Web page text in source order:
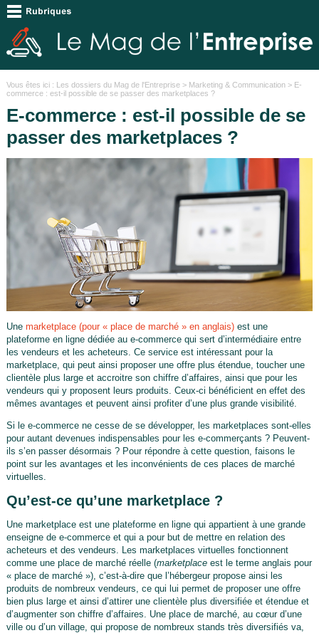
Vous êtes ici : Les dossiers du Mag de l'Entreprise> Marketing & Communication> E-
commerce : est-il possible de se passer des marketplaces ?
E-commerce : est-il possible de se
passer des marketplaces ?
Une marketplace (pour « place de marché » en anglais)est une
plateforme en ligne dédiée au e-commerce qui sert d’intermédiaire entre
les vendeurs et les acheteurs. Ce service est intéressant pour la
marketplace, qui peut ainsi proposer une offre plus étendue, toucher une
clientèle plus large et accroitre son chiffre d’affaires, ainsi que pour les
vendeurs qui y proposent leurs produits. Ceux-ci bénéficient en effet des
mêmes avantages et peuvent ainsi profiter d’une plus grande visibilité.
Si le e-commerce ne cesse de se développer, les marketplaces sont-elles
pour autant devenues indispensables pour les e-commerçants ? Peuvent-
ils s’en passer désormais ? Pour répondre à cette question, faisons le
point sur les avantages et les inconvénients de ces places de marché
virtuelles.
Qu’est-ce qu’une marketplace ?
Une marketplace est une plateforme en ligne qui appartient à une grande
enseigne de e-commerce et qui a pour but de mettre en relation des
acheteurs et des vendeurs. Les marketplaces virtuelles fonctionnent
comme une place de marché réelle (marketplace est le terme anglais pour
« place de marché »), c’est-à-dire que l’hébergeur propose ainsi les
produits de nombreux vendeurs, ce qui lui permet de proposer une offre
bien plus large et ainsi d’attirer une clientèle plus diversifiée et étendue et
d’augmenter son chiffre d’affaires. Une place de marché, au cœur d’une
ville ou d’un village, qui propose de nombreux stands très diversifiés va,